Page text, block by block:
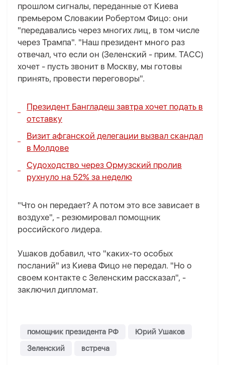
прошлом сигналы, переданные от Киева
премьером Словакии Робертом Фицо: они
"передавались через многих лиц, в том числе
через Трампа". "Наш президент много раз
отвечал, что если он (Зеленский - прим. ТАСС)
хочет - пусть звонит в Москву, мы готовы
принять, провести переговоры".
Президент Бангладеш завтра хочет подать в
отставку
Визит афганской делегации вызвал скандал
в Молдове
Судоходство через Ормузский пролив
рухнуло на 52% за неделю
"Что он передает? А потом это все зависает в
воздухе", - резюмировал помощник
российского лидера.
Ушаков добавил, что "каких-то особых
посланий" из Киева Фицо не передал. "Но о
своем контакте с Зеленским рассказал", -
заключил дипломат.
помощник президента РФ
Юрий Ушаков
Зеленский
встреча